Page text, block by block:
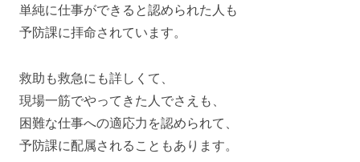
単純に仕事ができると認められた人も
予防課に拝命されています。
救助も救急にも詳しくて、
現場一筋でやってきた人でさえも、
困難な仕事への適応力を認められて、
予防課に配属されることもあります。